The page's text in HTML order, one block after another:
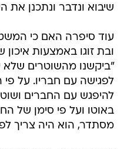
שיבוא ונדבר ונתכנן את
עוד סיפרה האם כי
ובת זוגו באמצעות
"ביקשנו מהשוטרים שלא
לפגישה עם חבריו. על פי
להיפגש עם החברים
באוטו ועל פי סימן של
מסתדר, הוא היה צריך